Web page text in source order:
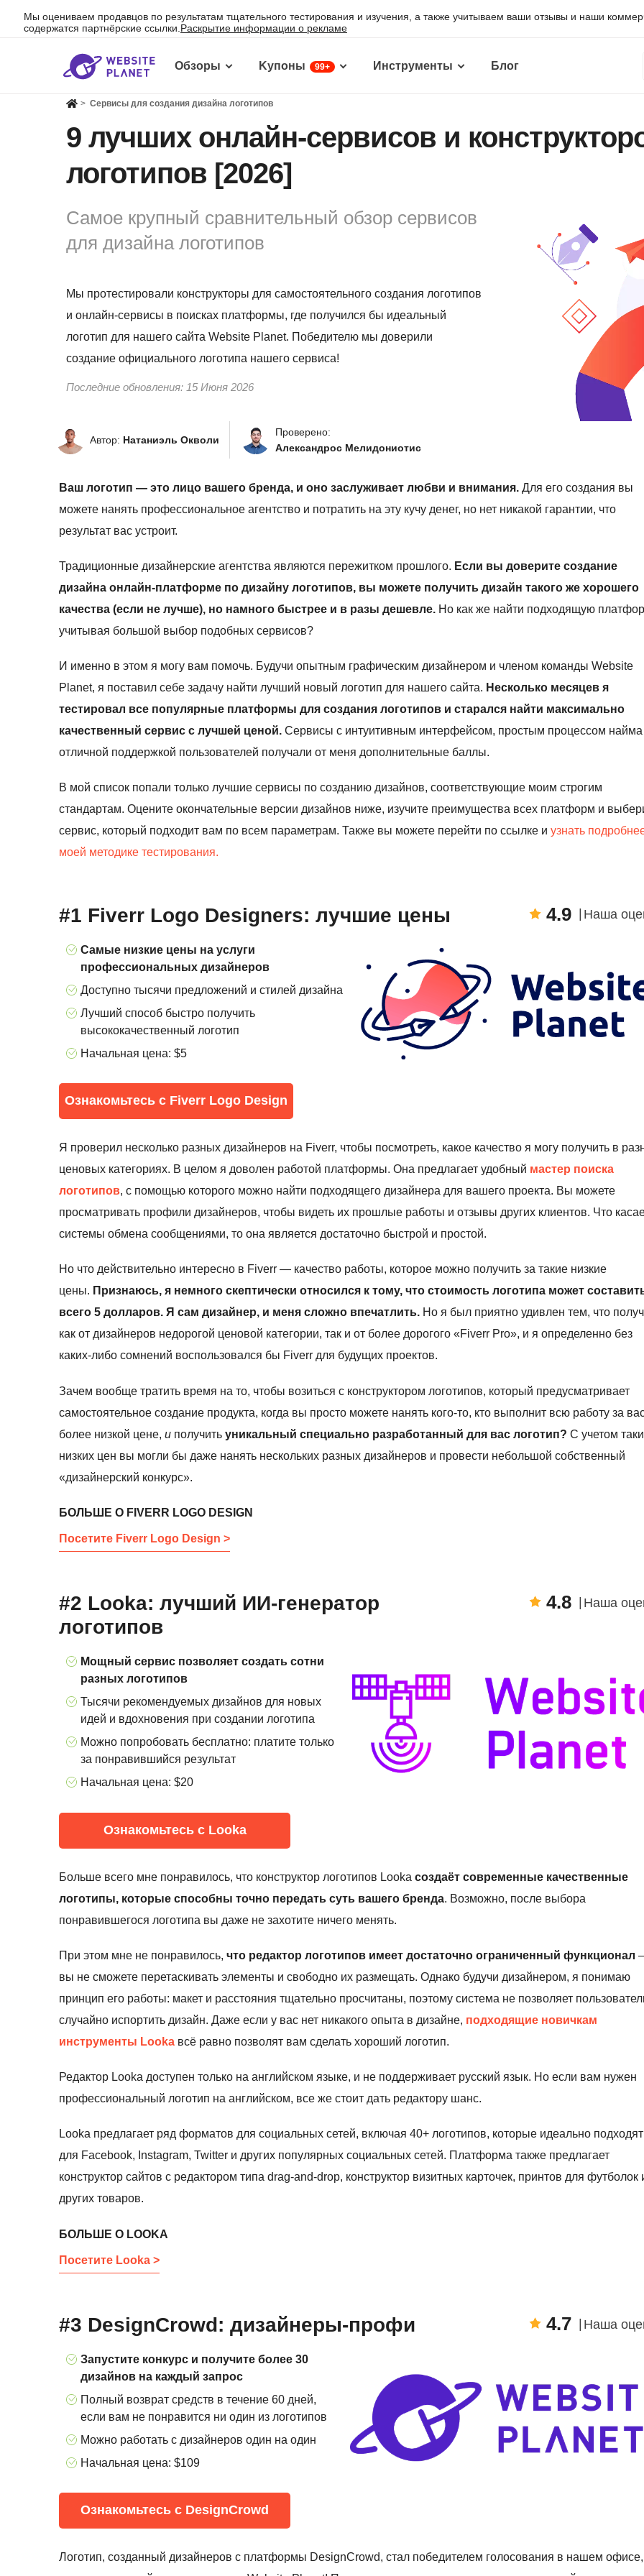
Мы оцениваем продавцов по результатам тщательного тестирования и изучения, а также учитываем ваши отзывы и наши
содержатся партнёрские ссылки. Раскрытие информации о рекламе
Обзоры Kупоны 99+ Инструменты Блог
> Сервисы для создания дизайна логотипов
9 лучших онлайн-сервисов и
логотипов [2026]
Самое крупный сравнительный обзор сервисов
для дизайна логотипов
Мы протестировали конструкторы для самостоятельного создания логотипов
и онлайн-сервисы в поисках платформы, где получился бы идеальный
логотип для нашего сайта Website Planet. Победителю мы доверили
создание официального логотипа нашего сервиса!
Последние обновления: 15 Июня 2026
Проверено:
Александрос Мелидониотис
Автор: Натаниэль Окволи
Ваш логотип — это лицо вашего бренда, и оно заслуживает любви и внимания. Для его создания вы
можете нанять профессиональное агентство и потратить на эту кучу денег, но нет никакой гарантии, что
результат вас устроит.
Традиционные дизайнерские агентства являются пережитком прошлого. Если вы доверите создание
дизайна онлайн-платформе по дизайну логотипов, вы можете получить дизайн такого же хорошего
качества (если не лучше), но намного быстрее и в разы дешевле. Но как же найти подходящую
учитывая большой выбор подобных сервисов?
И именно в этом я могу вам помочь. Будучи опытным графическим дизайнером и членом команды Website
Planet, я поставил себе задачу найти лучший новый логотип для нашего сайта. Несколько месяцев я
тестировал все популярные платформы для создания логотипов и старался найти максимально
качественный сервис с лучшей ценой. Сервисы с интуитивным интерфейсом, простым процессом найма
отличной поддержкой пользователей получали от меня дополнительные баллы.
В мой список попали только лучшие сервисы по созданию дизайнов, соответствующие моим строгим
стандартам. Оцените окончательные версии дизайнов ниже, изучите преимущества всех платформ и
сервис, который подходит вам по всем параметрам. Также вы можете перейти по ссылке и узнать
моей методике тестирования.
#1 Fiverr Logo Designers: лучшие цены 4.9 Наша
Самые низкие цены на услуги
профессиональных дизайнеров
Доступно тысячи предложений и стилей дизайна
Лучший способ быстро получить
высококачественный логотип
Начальная цена: $5
Ознакомьтесь с Fiverr Logo Design
Я проверил несколько разных дизайнеров на Fiverr, чтобы посмотреть, какое качество я могу получить в
ценовых категориях. В целом я доволен работой платформы. Она предлагает удобный мастер поиска
логотипов, с помощью которого можно найти подходящего дизайнера для вашего проекта. Вы можете
просматривать профили дизайнеров, чтобы видеть их прошлые работы и отзывы других клиентов. Что
системы обмена сообщениями, то она является достаточно быстрой и простой.
Но что действительно интересно в Fiverr — качество работы, которое можно получить за такие низкие
цены. Признаюсь, я немного скептически относился к тому, что стоимость логотипа может
всего 5 долларов. Я сам дизайнер, и меня сложно впечатлить. Но я был приятно удивлен тем, что
как от дизайнеров недорогой ценовой категории, так и от более дорогого «Fiverr Pro», и я определенно без
каких-либо сомнений воспользовался бы Fiverr для будущих проектов.
Зачем вообще тратить время на то, чтобы возиться с конструктором логотипов, который предусматривает
самостоятельное создание продукта, когда вы просто можете нанять кого-то, кто выполнит всю работу за
более низкой цене, и получить уникальный специально разработанный для вас логотип? С учетом
низких цен вы могли бы даже нанять нескольких разных дизайнеров и провести небольшой собственный
«дизайнерский конкурс».
БОЛЬШЕ О FIVERR LOGO DESIGN
Посетите Fiverr Logo Design >
#2 Looka: лучший ИИ-генератор
логотипов
4.8 Наша
Мощный сервис позволяет создать сотни
разных логотипов
Тысячи рекомендуемых дизайнов для новых
идей и вдохновения при создании логотипа
Можно попробовать бесплатно: платите только
за понравившийся результат
Начальная цена: $20
Ознакомьтесь с Looka
Больше всего мне понравилось, что конструктор логотипов Looka создаёт современные качественные
логотипы, которые способны точно передать суть вашего бренда. Возможно, после выбора
понравившегося логотипа вы даже не захотите ничего менять.
При этом мне не понравилось, что редактор логотипов имеет достаточно ограниченный функционал
вы не сможете перетаскивать элементы и свободно их размещать. Однако будучи дизайнером, я понимаю
принцип его работы: макет и расстояния тщательно просчитаны, поэтому система не позволяет
случайно испортить дизайн. Даже если у вас нет никакого опыта в дизайне, подходящие новичкам
инструменты Looka всё равно позволят вам сделать хороший логотип.
Редактор Looka доступен только на английском языке, и не поддерживает русский язык. Но если вам нужен
профессиональный логотип на английском, все же стоит дать редактору шанс.
Looka предлагает ряд форматов для социальных сетей, включая 40+ логотипов, которые идеально подходят
для Facebook, Instagram, Twitter и других популярных социальных сетей. Платформа также предлагает
конструктор сайтов с редактором типа drag-and-drop, конструктор визитных карточек, принтов для футболок
других товаров.
БОЛЬШЕ О LOOKA
Посетите Looka >
#3 DesignCrowd: дизайнеры-профи 4.7 Наша
Запустите конкурс и получите более 30
дизайнов на каждый запрос
Полный возврат средств в течение 60 дней,
если вам не понравится ни один из логотипов
Можно работать с дизайнеров один на один
Начальная цена: $109
Ознакомьтесь с DesignCrowd
Логотип, созданный дизайнеров с платформы DesignCrowd, стал победителем голосования в нашем